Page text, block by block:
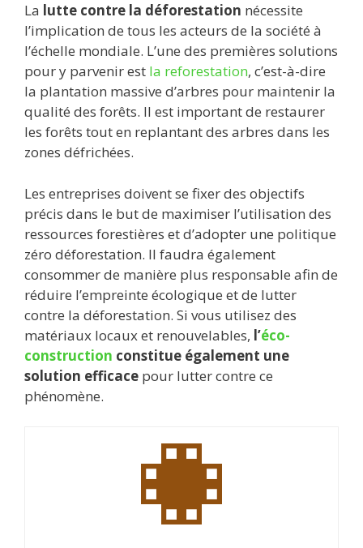
La lutte contre la déforestation nécessite
l’implication de tous les acteurs de la société à
l’échelle mondiale. L’une des premières solutions
pour y parvenir est la reforestation, c’est-à-dire
la plantation massive d’arbres pour maintenir la
qualité des forêts. Il est important de restaurer
les forêts tout en replantant des arbres dans les
zones défrichées.
Les entreprises doivent se fixer des objectifs
précis dans le but de maximiser l’utilisation des
ressources forestières et d’adopter une politique
zéro déforestation. Il faudra également
consommer de manière plus responsable afin de
réduire l’empreinte écologique et de lutter
contre la déforestation. Si vous utilisez des
matériaux locaux et renouvelables, l’éco-
construction constitue également une
solution efficace pour lutter contre ce
phénomène.